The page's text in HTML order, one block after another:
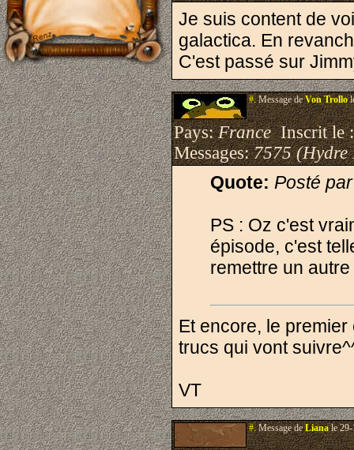
Je suis content de
galactica. En
C'est passé sur
#.Message deVon Trollo
Pays:FranceInscrit le
Messages:7575 (Hydre
Quote: Posté
PS : Oz c'est
épisode, c'est
remettre un
Et encore, le
trucs qui vont
VT
#.Message deLianale 29-